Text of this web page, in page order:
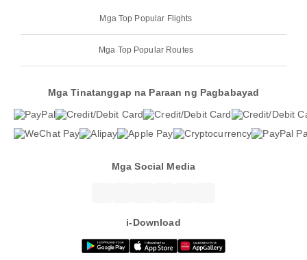
Mga Top Popular Flights
Mga Top Popular Routes
Mga Tinatanggap na Paraan ng Pagbabayad
Mga Social Media
i-Download